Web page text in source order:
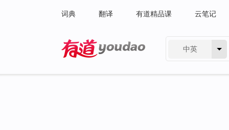
词典 翻译 有道精品课 云笔记
中英